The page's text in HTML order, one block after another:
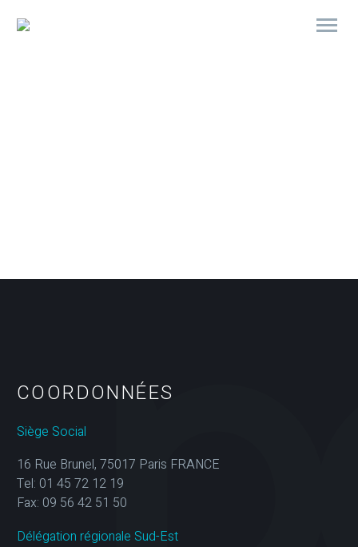
COORDONNÉES
Siège Social
16 Rue Brunel, 75017 Paris FRANCE
Tel: 01 45 72 12 19
Fax: 09 56 42 51 50
Délégation régionale Sud-Est